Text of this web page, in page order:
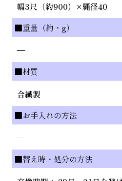
幅3尺（約900）×縄径40
■重量（約・g）
—
■材質
合繊製
■お手入れの方法
—
■替え時・処分の方法